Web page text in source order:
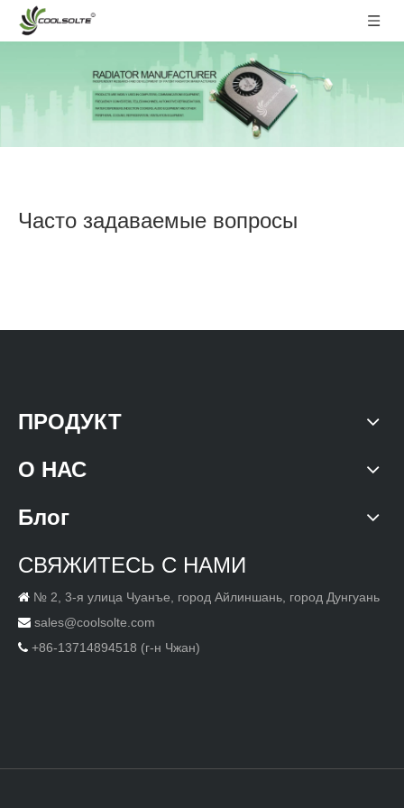
Часто задаваемые вопросы
ПРОДУКТ
О НАС
Блог
СВЯЖИТЕСЬ С НАМИ
 № 2, 3-я улица Чуанъе, город Айлиншань, город Дунгуань
 sales@coolsolte.com
 +86-13714894518 (г-н Чжан)